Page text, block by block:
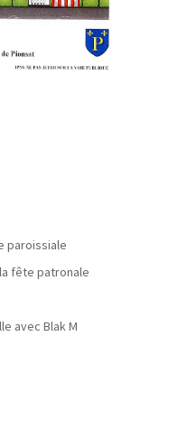
paroissiale
fête patronale
avec Blak M